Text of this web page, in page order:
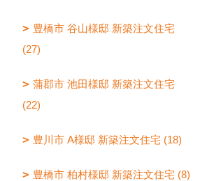
豊橋市 谷山様邸 新築注文住宅
(27)
蒲郡市 池田様邸 新築注文住宅
(22)
豊川市 A様邸 新築注文住宅 (18)
豊橋市 柏村様邸 新築注文住宅 (8)